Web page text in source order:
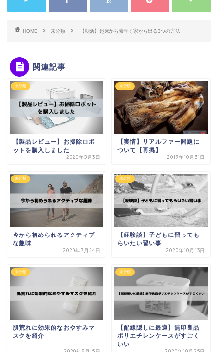
HOME 未分類 【朝活】起床から素早く家から出る3つの方法
関連記事
未分類
【製品レビュー】お掃除ロボ
ットを購入しました
2020年5月3日
未分類
【実情】リアルファー問題に
ついて【再掲】
2019年10月31日
未分類
今から初められるアクティブ
な趣味
2020年7月24日
未分類
【経験談】子どもに習っても
らいたい習い事
2020年10月13日
未分類
肌荒れに効果的なおやすみマ
スクを紹介
未分類
【配線隠しに最適】無印良品
ポリエチレンケースがすごく
いい